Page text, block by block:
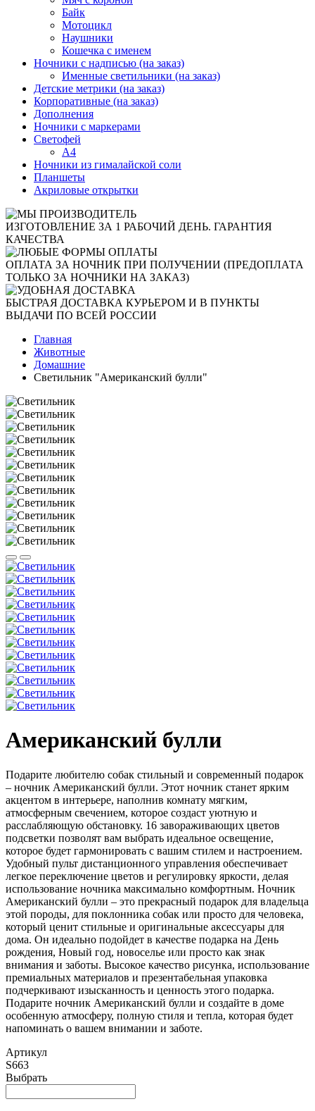
Байк
Мотоцикл
Наушники
Кошечка с именем
Ночники с надписью (на заказ)
Именные светильники (на заказ)
Детские метрики (на заказ)
Корпоративные (на заказ)
Дополнения
Ночники с маркерами
Светофей
А4
Ночники из гималайской соли
Планшеты
Акриловые открытки
ИЗГОТОВЛЕНИЕ ЗА 1 РАБОЧИЙ ДЕНЬ. ГАРАНТИЯ
КАЧЕСТВА
ОПЛАТА ЗА НОЧНИК ПРИ ПОЛУЧЕНИИ (ПРЕДОПЛАТА
ТОЛЬКО ЗА НОЧНИКИ НА ЗАКАЗ)
БЫСТРАЯ ДОСТАВКА КУРЬЕРОМ И В ПУНКТЫ
ВЫДАЧИ ПО ВСЕЙ РОССИИ
Главная
Животные
Домашние
Светильник "Американский булли"
Американский булли
Подарите любителю собак стильный и современный подарок
– ночник Американский булли. Этот ночник станет ярким
акцентом в интерьере, наполнив комнату мягким,
атмосферным свечением, которое создаст уютную и
расслабляющую обстановку. 16 завораживающих цветов
подсветки позволят вам выбрать идеальное освещение,
которое будет гармонировать с вашим стилем и настроением.
Удобный пульт дистанционного управления обеспечивает
легкое переключение цветов и регулировку яркости, делая
использование ночника максимально комфортным. Ночник
Американский булли – это прекрасный подарок для владельца
этой породы, для поклонника собак или просто для человека,
который ценит стильные и оригинальные аксессуары для
дома. Он идеально подойдет в качестве подарка на День
рождения, Новый год, новоселье или просто как знак
внимания и заботы. Высокое качество рисунка, использование
премиальных материалов и презентабельная упаковка
подчеркивают изысканность и ценность этого подарка.
Подарите ночник Американский булли и создайте в доме
особенную атмосферу, полную стиля и тепла, которая будет
напоминать о вашем внимании и заботе.
Артикул
S663
Выбрать